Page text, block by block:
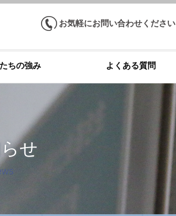
お気軽にお問い合わせください
ちの強み よくある質問
せ